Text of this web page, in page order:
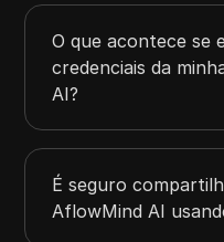
O que acontece se
credenciais da
AI?
É seguro
AflowMind AI